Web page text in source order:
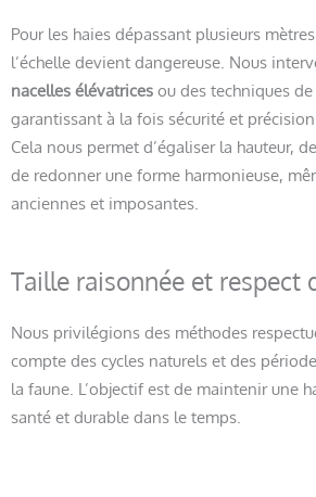
Pour les haies dépassant plusieurs
l’échelle devient dangereuse. Nous
nacelles élévatrices ou des techniques
garantissant à la fois sécurité et précision.
Cela nous permet d’égaliser la hauteur,
de redonner une forme harmonieuse,
anciennes et imposantes.
Taille raisonnée et respect
Nous privilégions des méthodes
compte des cycles naturels et des
la faune. L’objectif est de maintenir une
santé et durable dans le temps.